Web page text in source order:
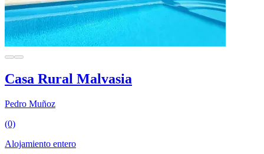
Casa Rural Malvasia
Pedro Muñoz
(0)
Alojamiento entero